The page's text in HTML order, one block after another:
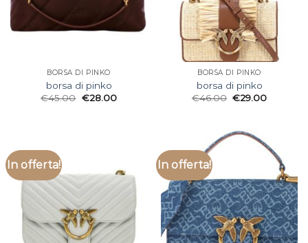
BORSA DI PINKO
borsa di pinko
€45.00 €28.00
BORSA DI PINKO
borsa di pinko
€46.00 €29.00
In offerta! In offerta!